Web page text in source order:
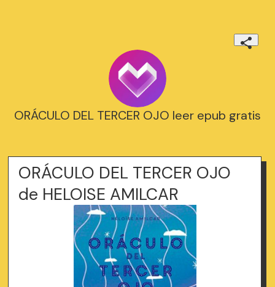
ORÁCULO DEL TERCER OJO leer epub gratis
ORÁCULO DEL TERCER OJO
de HELOISE AMILCAR